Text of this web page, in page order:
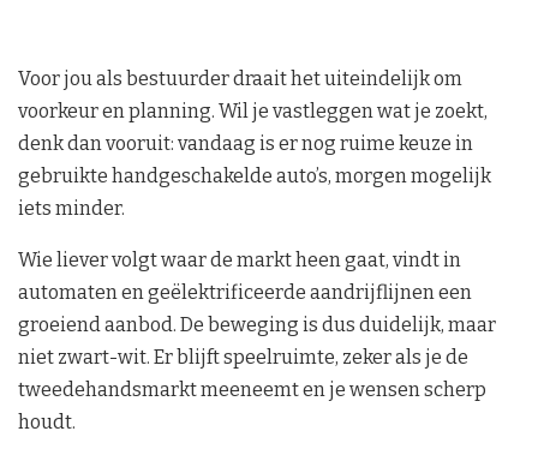
Voor jou als bestuurder draait het uiteindelijk om
voorkeur en planning. Wil je vastleggen wat je zoekt,
denk dan vooruit: vandaag is er nog ruime keuze in
gebruikte handgeschakelde auto’s, morgen mogelijk
iets minder.
Wie liever volgt waar de markt heen gaat, vindt in
automaten en geëlektrificeerde aandrijflijnen een
groeiend aanbod. De beweging is dus duidelijk, maar
niet zwart-wit. Er blijft speelruimte, zeker als je de
tweedehandsmarkt meeneemt en je wensen scherp
houdt.